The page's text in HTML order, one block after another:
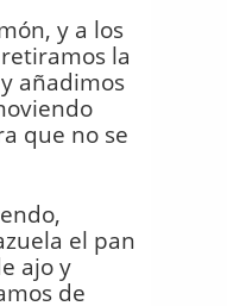
y a los
la
añadimos
que no se
el pan
ajo y
de